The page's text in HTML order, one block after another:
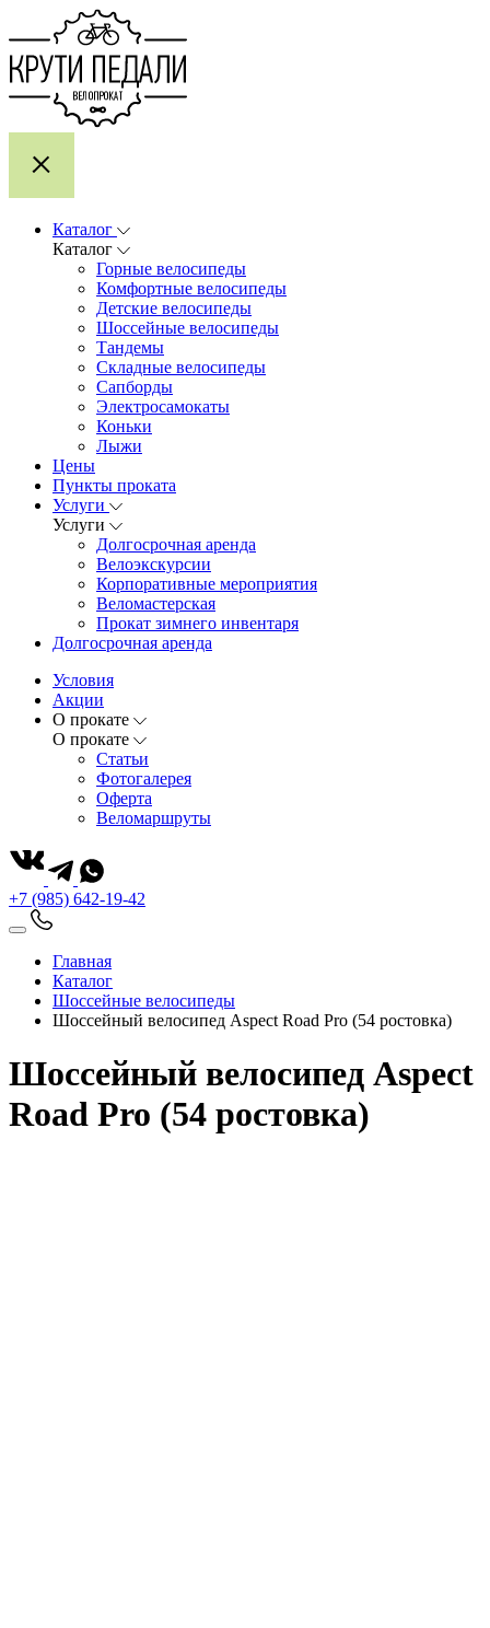
Каталог
Каталог
Горные велосипеды
Комфортные велосипеды
Детские велосипеды
Шоссейные велосипеды
Тандемы
Складные велосипеды
Сапборды
Электросамокаты
Коньки
Лыжи
Цены
Пункты проката
Услуги
Услуги
Долгосрочная аренда
Велоэкскурсии
Корпоративные мероприятия
Веломастерская
Прокат зимнего инвентаря
Долгосрочная аренда
Условия
Акции
О прокате
О прокате
Статьи
Фотогалерея
Оферта
Веломаршруты
+7 (985) 642-19-42
Главная
Каталог
Шоссейные велосипеды
Шоссейный велосипед Aspect Road Pro (54 ростовка)
Шоссейный велосипед Aspect
Road Pro (54 ростовка)